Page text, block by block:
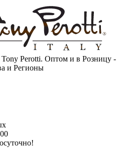
Perotti. Оптом и в Розницу -
и Регионы